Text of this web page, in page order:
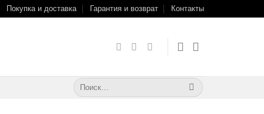
Покупка и доставка Гарантия и возврат Контакты
Искать: